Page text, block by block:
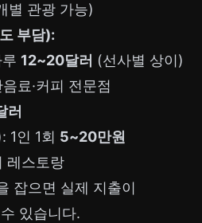
별 관광 가능)
부담):
12~20달러 (선사별 상이)
료·커피 전문점
러
1인 1회 5~20만원
레스토랑
잡으면 실제 지출이
있습니다.